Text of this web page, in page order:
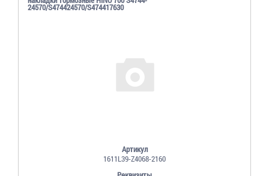
24570/S474424570/S474417630
Артикул
1611L39-Z4068-2160